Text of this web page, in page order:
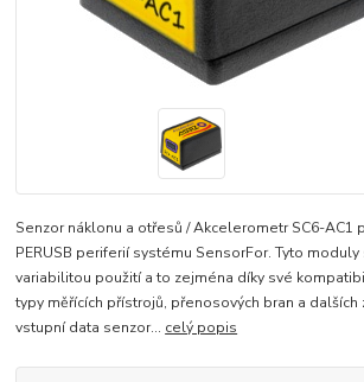
Senzor náklonu a otřesů / Akcelerometr SC6-AC1
PERUSB periferií systému SensorFor. Tyto moduly
variabilitou použití a to zejména díky své
typy měřících přístrojů, přenosových bran a dalších
vstupní data senzor... celý popis